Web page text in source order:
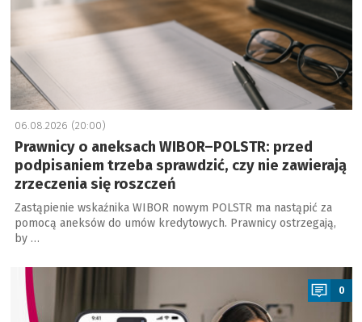
06.08.2026 (20:00)
Prawnicy o aneksach WIBOR–POLSTR: przed
podpisaniem trzeba sprawdzić, czy nie zawierają
zrzeczenia się roszczeń
Zastąpienie wskaźnika WIBOR nowym POLSTR ma nastąpić za
pomocą aneksów do umów kredytowych. Prawnicy ostrzegają,
by …
0